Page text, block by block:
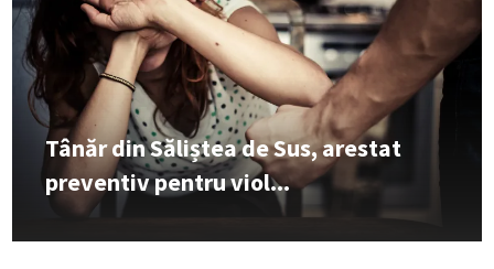
Tânăr din Săliștea de Sus, arestat
preventiv pentru viol...